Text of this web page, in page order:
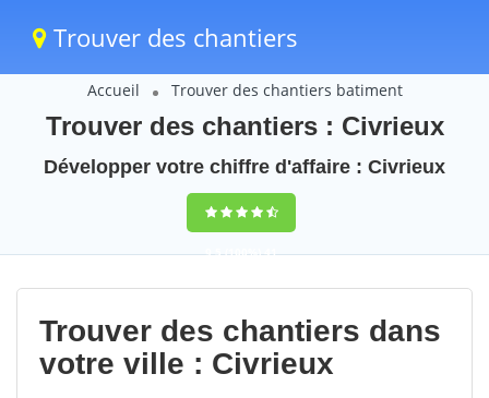
Trouver des chantiers
Accueil Trouver des chantiers batiment
Trouver des chantiers : Civrieux
Développer votre chiffre d'affaire : Civrieux
9,5(100%)41
votes
Trouver des chantiers dans
votre ville : Civrieux